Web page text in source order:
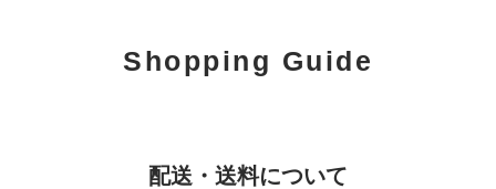
Shopping Guide
配送・送料について